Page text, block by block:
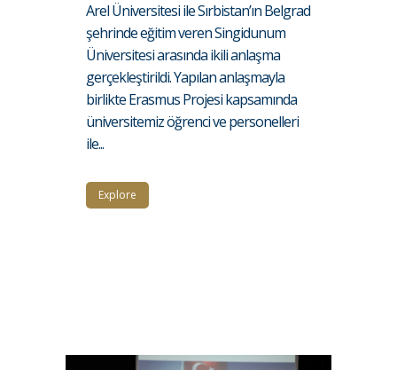
Arel Üniversitesi ile Sırbistan’ın Belgrad
şehrinde eğitim veren Singidunum
Üniversitesi arasında ikili anlaşma
gerçekleştirildi. Yapılan anlaşmayla
birlikte Erasmus Projesi kapsamında
üniversitemiz öğrenci ve personelleri
ile...
Explore